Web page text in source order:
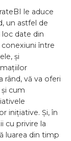
le aduce
un astfel de
date din
între
și
rând, vă va oferi
cum
inițiative. Și, în
cu privire la
luarea din timp